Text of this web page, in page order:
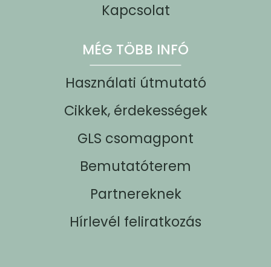
Kapcsolat
MÉG TÖBB INFÓ
Használati útmutató
Cikkek, érdekességek
GLS csomagpont
Bemutatóterem
Partnereknek
Hírlevél feliratkozás